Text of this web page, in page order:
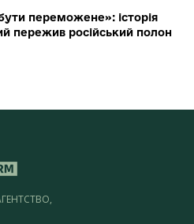
переможене»: історія
пережив російський полон